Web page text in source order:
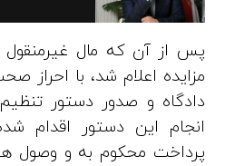
پس از آن که مال غیرمنقول
مزایده اعلام شد، با احراز
دادگاه و صدور دستور
انجام این دستور اقدام
پرداخت محکوم‌ به و وصول